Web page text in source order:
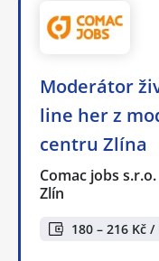
Moderátor
line her z
centru Zlína
Comac jobs s.r.o.
Zlín
180 – 216 Kč